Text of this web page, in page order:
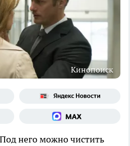
Кинопоиск
него можно чистить